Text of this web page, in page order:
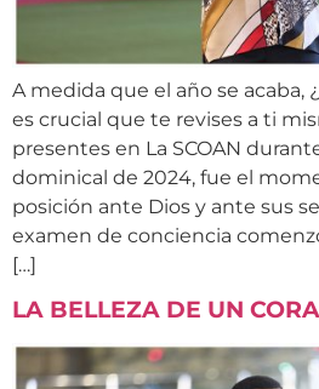
A medida que el año se acaba,
es crucial que te revises a ti
presentes en La SCOAN
dominical de 2024, fue el
posición ante Dios y ante sus
examen de conciencia
[…]
LA BELLEZA DE UN